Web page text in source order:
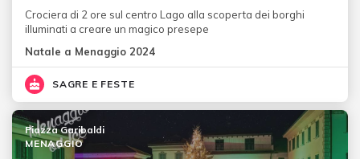
Crociera di 2 ore sul centro Lago alla scoperta dei borghi
illuminati a creare un magico presepe
Natale a Menaggio 2024
SAGRE E FESTE
Piazza Garibaldi
MENAGGIO